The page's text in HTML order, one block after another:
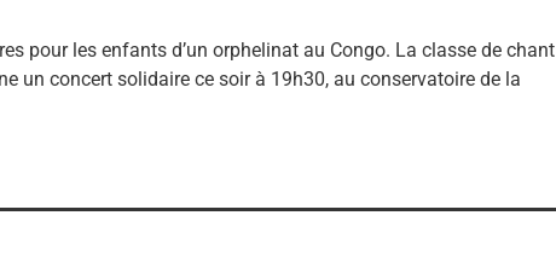
pour les enfants d’un orphelinat au Congo. La classe de chant
un concert solidaire ce soir à 19h30, au conservatoire de la